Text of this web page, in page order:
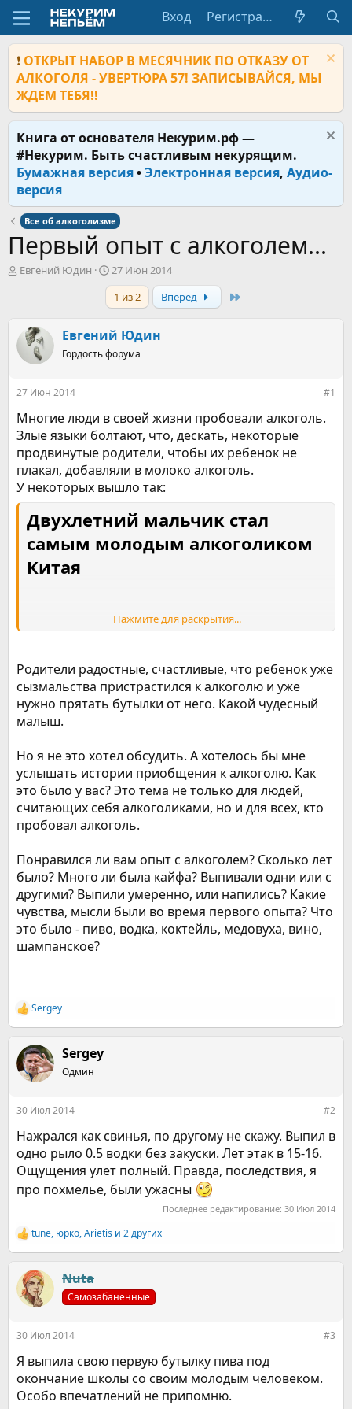
Вход Регистрация
❗ ОТКРЫТ НАБОР В МЕСЯЧНИК ПО ОТКАЗУ ОТ
АЛКОГОЛЯ - УВЕРТЮРА 57! ЗАПИСЫВАЙСЯ, МЫ
ЖДЕМ ТЕБЯ!!
Книга от основателя Некурим.рф —
#Некурим. Быть счастливым некурящим.
Бумажная версия•Электронная версия, Аудио-
версия
Все об алкоголизме
Первый опыт с алкоголем...
А
т
е
Евгений Юдин
Д
а
т
а
а
ч
27 Июн 2014
1 из 2
Вперёд
Евгений Юдин
Гордость форума
27 Июн 2014 #1
Многие люди в своей жизни пробовали алкоголь.
Злые языки болтают, что, дескать, некоторые
продвинутые родители, чтобы их ребенок не
плакал, добавляли в молоко алкоголь.
У некоторых вышло так:
Двухлетний мальчик стал
самым молодым алкоголиком
Китая
В Китае обнаружен ребенок,
власти, является самым
молодым алкоголиком страны.
Регулярно употребляющему
спиртное мальчику всего два
года.
Ченг Ченг впервые попробовал
вино в 10 месяцев, а свою
опустошил, когда ему еще не
исполнилось одного года.
Теперь малыш, проживающий в
Восточной китайской
провинции Аньхой,
в то время как его родители
изо всех сил стараются
перевести его на воду и
безалкогольные напитки.
представителей местных СМИ и
врачей, которые призывают его
родителей принять
незамедлительные меры,
чтобы предотвратить опасные
для жизни повреждения
органов ребенка. Если в
ближайшее время ситуация не
изменится, социальные службы
поместят ребенка в
реабилитационный центр.
Нажмите для раскрытия...
Родители радостные, счастливые, что ребенок уже
сызмальства пристрастился к алкоголю и уже
нужно прятать бутылки от него. Какой чудесный
малыш.
Но я не это хотел обсудить. А хотелось бы мне
услышать истории приобщения к алкоголю. Как
это было у вас? Это тема не только для людей,
считающих себя алкоголиками, но и для всех, кто
пробовал алкоголь.
Понравился ли вам опыт с алкоголем? Сколько лет
было? Много ли была кайфа? Выпивали одни или с
другими? Выпили умеренно, или напились? Какие
чувства, мысли были во время первого опыта? Что
это было - пиво, водка, коктейль, медовуха, вино,
шампанское?
Р
е
к
ц
и
Sergey
Sergey
Одмин
30 Июл 2014 #2
Нажрался как свинья, по другому не скажу. Выпил в
одно рыло 0.5 водки без закуски. Лет этак в 15-16.
Ощущения улет полный. Правда, последствия, я
про похмелье, были ужасны
Последнее редактирование: 30 Июл 2014
Р
е
к
ц
и
tune, юрко,Arietis и 2 других
Nuta
Самозабаненные
30 Июл 2014 #3
Я выпила свою первую бутылку пива под
окончание школы со своим молодым человеком.
Особо впечатлений не припомню.